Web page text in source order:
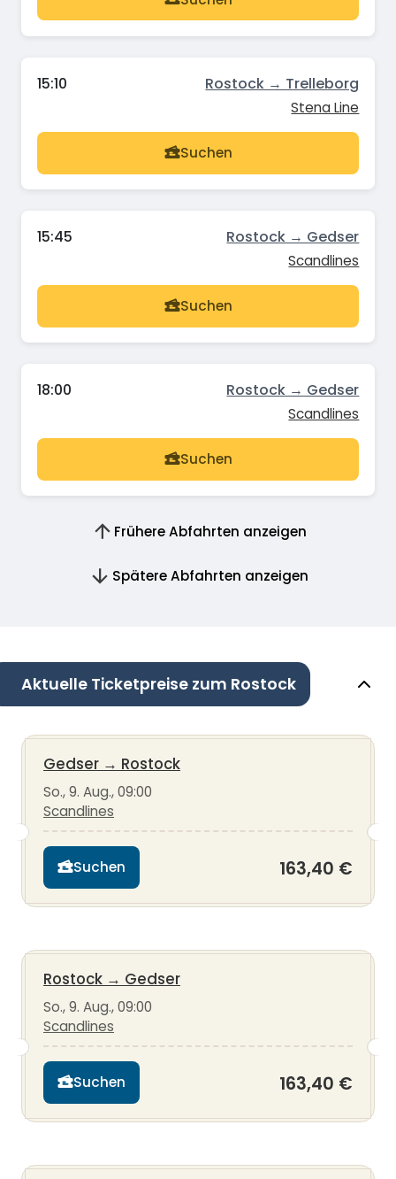
15:10 Rostock → Trelleborg
Stena Line
Suchen
15:45 Rostock → Gedser
Scandlines
Suchen
18:00 Rostock → Gedser
Scandlines
Suchen
Frühere Abfahrten anzeigen
Spätere Abfahrten anzeigen
Aktuelle Ticketpreise zum Rostock
Gedser → Rostock
So., 9. Aug., 09:00
Scandlines
Suchen 163,40 €
Rostock → Gedser
So., 9. Aug., 09:00
Scandlines
Suchen 163,40 €